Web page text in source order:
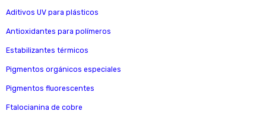
Aditivos UV para plásticos
Antioxidantes para polímeros
Estabilizantes térmicos
Pigmentos orgánicos especiales
Pigmentos fluorescentes
Ftalocianina de cobre